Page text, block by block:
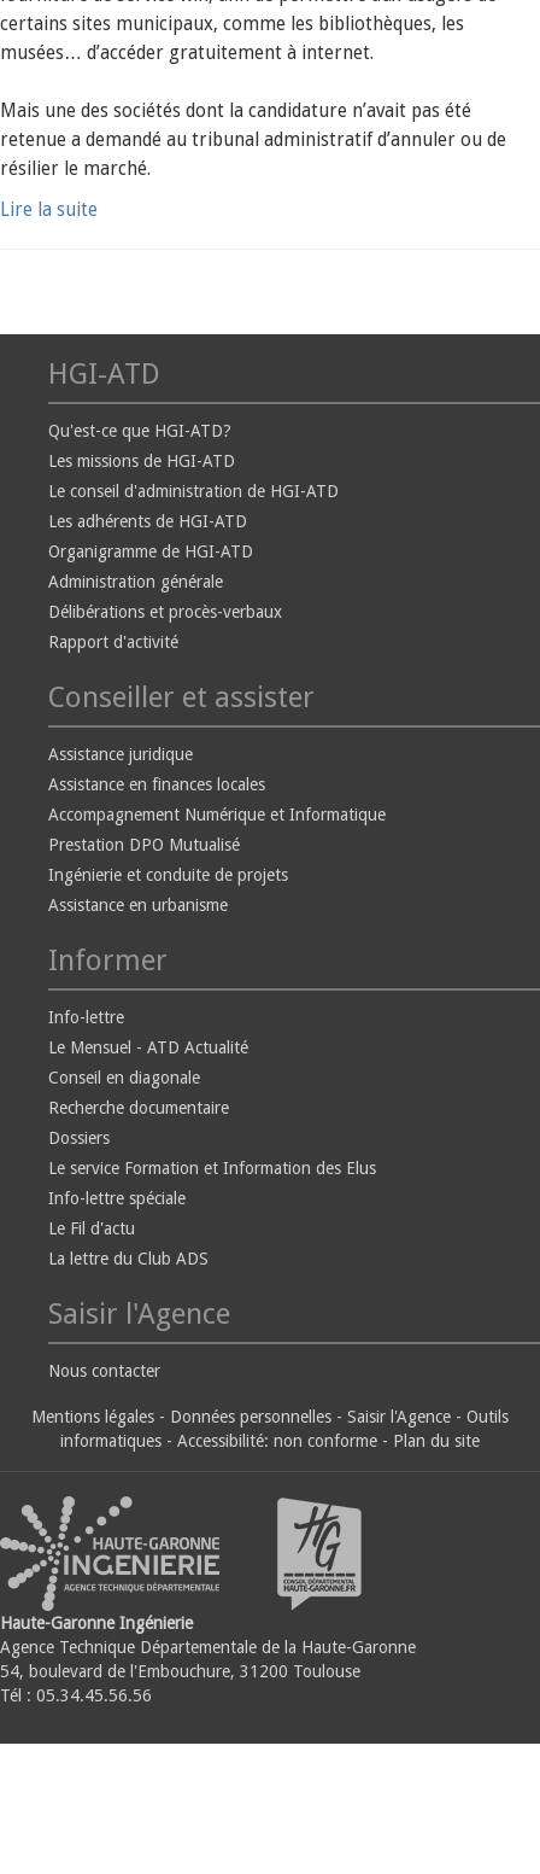
certains sites municipaux, comme les bibliothèques, les
musées… d’accéder gratuitement à internet.
Mais une des sociétés dont la candidature n’avait pas été
retenue a demandé au tribunal administratif d’annuler ou de
résilier le marché.
Lire la suite
HGI-ATD
Qu'est-ce que HGI-ATD?
Les missions de HGI-ATD
Le conseil d'administration de HGI-ATD
Les adhérents de HGI-ATD
Organigramme de HGI-ATD
Administration générale
Délibérations et procès-verbaux
Rapport d'activité
Conseiller et assister
Assistance juridique
Assistance en finances locales
Accompagnement Numérique et Informatique
Prestation DPO Mutualisé
Ingénierie et conduite de projets
Assistance en urbanisme
Informer
Info-lettre
Le Mensuel - ATD Actualité
Conseil en diagonale
Recherche documentaire
Dossiers
Le service Formation et Information des Elus
Info-lettre spéciale
Le Fil d'actu
La lettre du Club ADS
Saisir l'Agence
Nous contacter
Mentions légales - Données personnelles - Saisir l'Agence - Outils
informatiques - Accessibilité: non conforme - Plan du site
Haute-Garonne Ingénierie
Agence Technique Départementale de la Haute-Garonne
54, boulevard de l'Embouchure, 31200 Toulouse
Tél : 05.34.45.56.56